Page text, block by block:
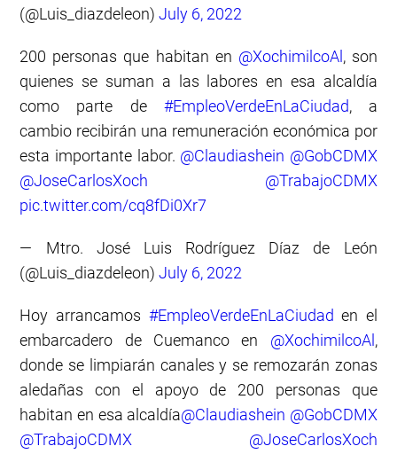
(@Luis_diazdeleon)July 6, 2022
200 personas que habitan en @XochimilcoAl , son
quienes se suman a las labores en esa alcaldía
como parte de #EmpleoVerdeEnLaCiudad, a
cambio recibirán una remuneración económica por
esta importante labor. @Claudiashein @GobCDMX
@JoseCarlosXoch
@TrabajoCDMX
pic.twitter.com/cq8fDi0Xr7
— Mtro. José Luis Rodríguez Díaz de León
(@Luis_diazdeleon)July 6, 2022
Hoy arrancamos #EmpleoVerdeEnLaCiudad en el
embarcadero de Cuemanco en @XochimilcoAl ,
donde se limpiarán canales y se remozarán zonas
aledañas con el apoyo de 200 personas que
habitan en esa alcaldía@Claudiashein @GobCDMX
@TrabajoCDMX
@JoseCarlosXoch